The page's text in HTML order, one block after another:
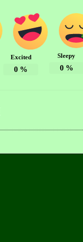
Excited
0 %
Sleepy
0%